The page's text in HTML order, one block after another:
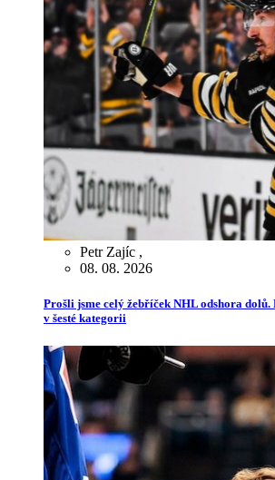
Petr Zajíc ,
08. 08. 2026
Prošli jsme celý žebříček NHL odshora dolů.
v šesté kategorii